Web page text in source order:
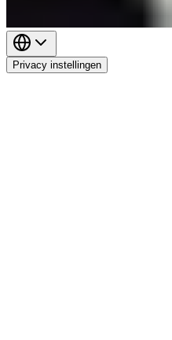
Privacy instellingen